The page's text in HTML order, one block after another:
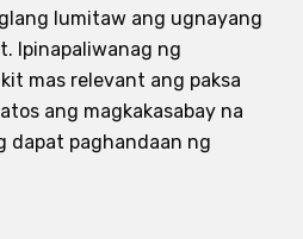
lumitaw ang ugnayang
Ipinapaliwanag ng
mas relevant ang paksa
ang magkakasabay na
dapat paghandaan ng